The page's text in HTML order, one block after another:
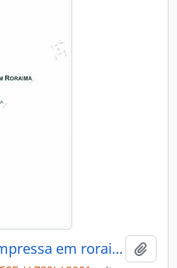
O índio na mídia impressa em roraims